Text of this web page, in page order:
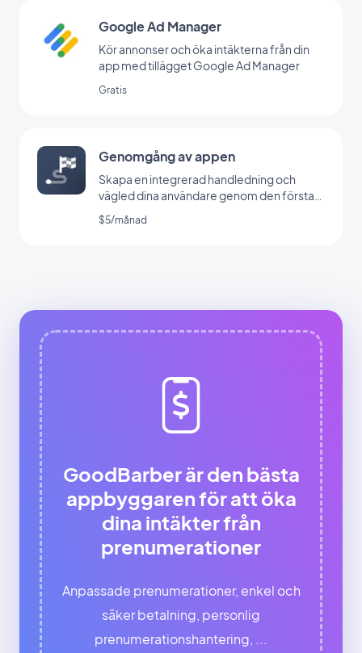
Google Ad Manager
Kör annonser och öka intäkterna från din
app med tillägget Google Ad Manager
Gratis
Genomgång av appen
Skapa en integrerad handledning och
vägled dina användare genom den första
lanseringen av din app
$5/månad
GoodBarber är den bästa
appbyggaren för att öka
dina intäkter från
prenumerationer
Anpassade prenumerationer, enkel och
säker betalning, personlig
prenumerationshantering, ...